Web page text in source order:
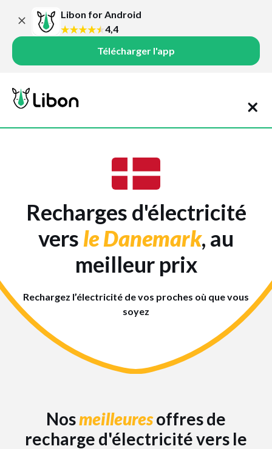
Libon for Android
4,4
Télécharger l'app
Recharges d'électricité
vers le Danemark, au
meilleur prix
Rechargez l’électricité de vos proches où que vous
soyez
Nosmeilleuresoffres de
recharge d'électricité vers le